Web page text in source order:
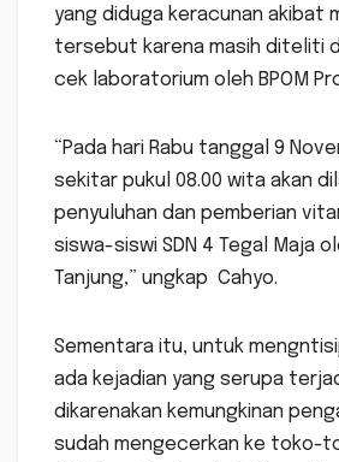
yang diduga keracunan akibat
tersebut karena masih diteliti
cek laboratorium oleh BPOM
“Pada hari Rabu tanggal 9
sekitar pukul 08.00 wita akan
penyuluhan dan pemberian
siswa-siswi SDN 4 Tegal Maja
Tanjung,” ungkap Cahyo.
Sementara itu, untuk
ada kejadian yang serupa
dikarenakan kemungkinan
sudah mengecerkan ke toko-